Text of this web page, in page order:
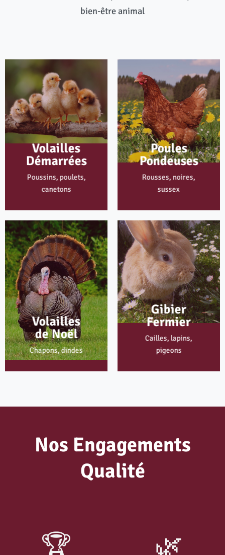
bien-être animal
Volailles
Démarrées
Poussins, poulets,
canetons
Poules
Pondeuses
Rousses, noires,
sussex
Volailles
de Noël
Chapons, dindes
Gibier
Fermier
Cailles, lapins,
pigeons
Nos Engagements
Qualité
🏆 🌿